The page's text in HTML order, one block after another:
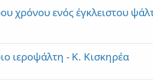
χρόνου ενός έγκλειστου
ιεροψάλτη - Κ. Κισκηρέα